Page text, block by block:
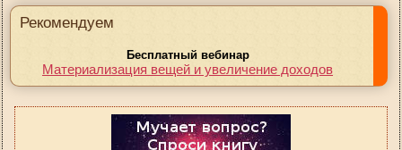
Рекомендуем
Бесплатный вебинар
Материализация вещей и увеличение доходов